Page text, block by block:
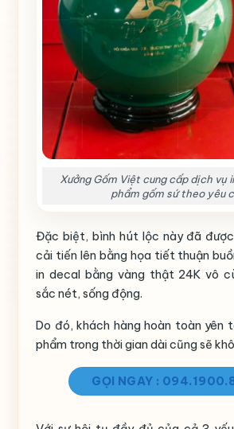
Xưởng Gốm Việt cung cấp dịch vụ
phẩm gốm sứ theo yêu
Đặc biệt, bình hút lộc này đã
cải tiến lên bằng họa tiết thuận
in decal bằng vàng thật 24K vô
sắc nét, sống động.
Do đó, khách hàng hoàn toàn yên
phẩm trong thời gian dài cũng sẽ
GỌI NGAY :